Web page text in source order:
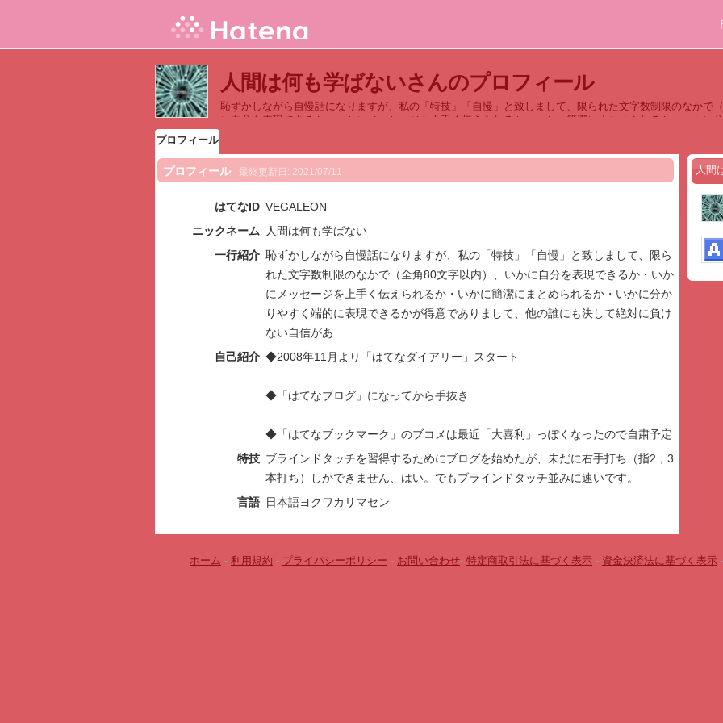
人間は何も学ばないさんのプロフィール
恥ずかしながら自慢話になりますが、私の「特技」「自慢」と致しまして、限られた文字数制限のなかで
に自分を表現できるか・いかにメッセージを上手く伝えられるか・いかに簡潔にまとめられるか・いかに
プロフィール
プロフィール 最終更新日: 2021/07/11
はてなID VEGALEON
ニックネーム 人間は何も学ばない
一行紹介 恥ずかしながら自慢話になりますが、私の「特技」「自慢」と致しまして、限ら
れた文字数制限のなかで（全角80文字以内）、いかに自分を表現できるか・いか
にメッセージを上手く伝えられるか・いかに簡潔にまとめられるか・いかに分か
りやすく端的に表現できるかが得意でありまして、他の誰にも決して絶対に負け
ない自信があ
自己紹介 ◆2008年11月より「はてなダイアリー」スタート
◆「はてなブログ」になってから手抜き
◆「はてなブックマーク」のブコメは最近「大喜利」っぽくなったので自粛予定
特技 ブラインドタッチを習得するためにブログを始めたが、未だに右手打ち（指2，3
本打ち）しかできません、はい。でもブラインドタッチ並みに速いです。
言語 日本語ヨクワカリマセン
人間
ホーム - 利用規約 - プライバシーポリシー - お問い合わせ- 特定商取引法に基づく表示 - 資金決済法に基づく表示 -